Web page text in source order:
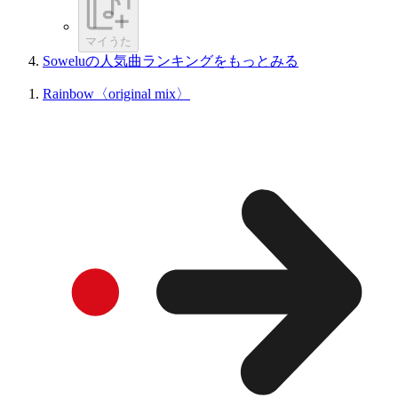
マイうた
Soweluの人気曲ランキングをもっとみる
Rainbow〈original mix〉